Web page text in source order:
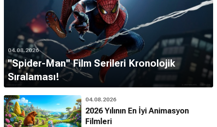
04.08.2026
''Spider-Man'' Film Serileri Kronolojik
Sıralaması!
04.08.2026
2026 Yılının En İyi Animasyon
Filmleri